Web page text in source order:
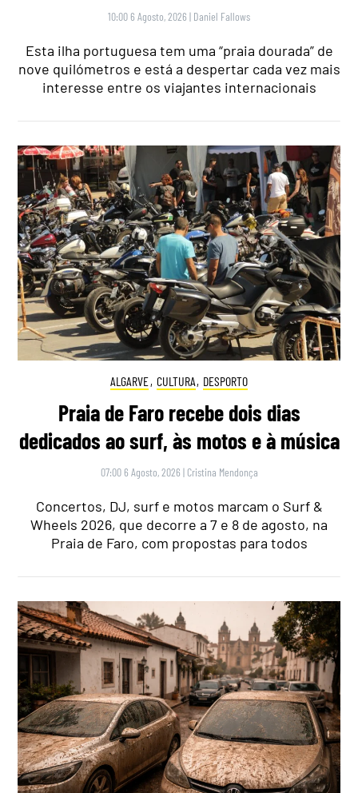
10:00 6 Agosto, 2026 | Daniel Fallows
Esta ilha portuguesa tem uma “praia dourada” de
nove quilómetros e está a despertar cada vez mais
interesse entre os viajantes internacionais
ALGARVE, CULTURA, DESPORTO
Praia de Faro recebe dois dias
dedicados ao surf, às motos e à música
07:00 6 Agosto, 2026 | Cristina Mendonça
Concertos, DJ, surf e motos marcam o Surf &
Wheels 2026, que decorre a 7 e 8 de agosto, na
Praia de Faro, com propostas para todos